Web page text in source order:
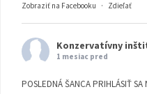
Zobraziť na Facebooku · Zdieľať
Konzervatívny
1 mesiac pred
POSLEDNÁ ŠANCA PRIHLÁSIŤ